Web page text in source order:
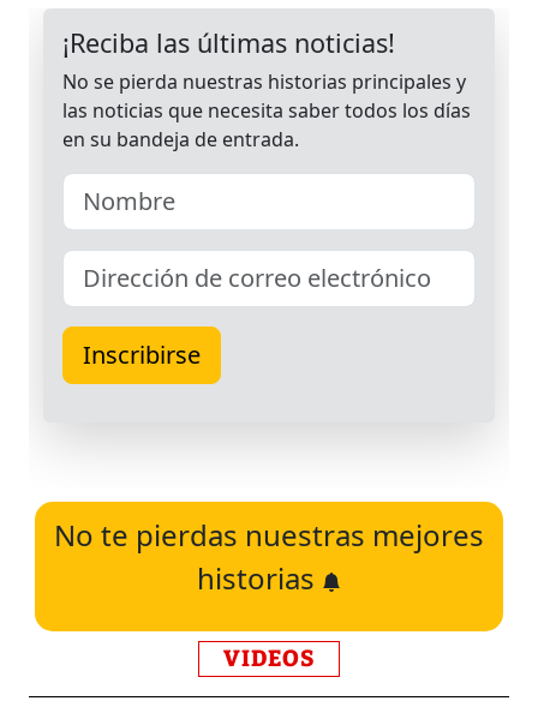
No te pierdas nuestras mejores
historias
VIDEOS